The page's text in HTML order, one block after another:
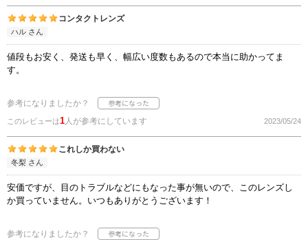
コンタクトレンズ
ハル さん
値段もお安く、発送も早く、幅広い度数もあるので本当に助かってま
す。
参考になりましたか？
このレビューは1人が参考にしています 2023/05/24
これしか買わない
冬梨 さん
安価ですが、目のトラブルなどにもなった事が無いので、このレンズし
か買っていません。いつもありがとうございます！
参考になりましたか？